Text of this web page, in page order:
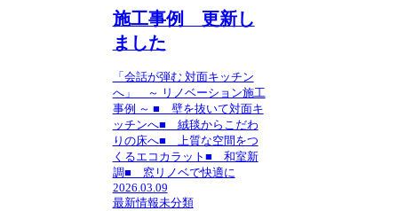
施工事例 更新し
ました
「会話が弾む 対面キッチン
へ」 ～ リノベーション施工
事例 ～ ■ 壁を抜いて対面キ
ッチンへ■ 絨毯からこだわ
りの床へ■ 上質な空間をつ
くるエコカラット■ 和室新
調■ 窓リノベで快適に
2026.03.09
最新情報未分類